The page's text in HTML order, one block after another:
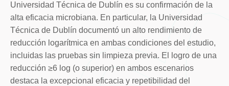
Universidad Técnica de Dublín es su confirmación de la
alta eficacia microbiana. En particular, la Universidad
Técnica de Dublín documentó un alto rendimiento de
reducción logarítmica en ambas condiciones del estudio,
incluidas las pruebas sin limpieza previa. El logro de una
reducción ≥6 log (o superior) en ambos escenarios
destaca la excepcional eficacia y repetibilidad del